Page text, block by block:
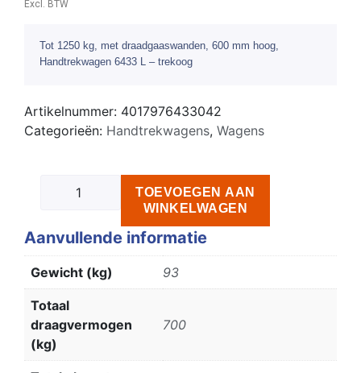
Excl. BTW
Tot 1250 kg, met draadgaaswanden, 600 mm hoog,
Handtrekwagen 6433 L – trekoog
Artikelnummer: 4017976433042
Categorieën: Handtrekwagens, Wagens
TOEVOEGEN AAN
WINKELWAGEN
Aanvullende informatie
Gewicht (kg) 93
Totaal
draagvermogen
(kg)
700